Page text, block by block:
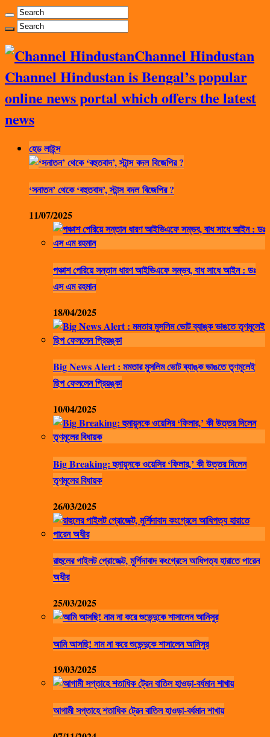
Channel Hindustan
Channel Hindustan is Bengal’s popular
online news portal which offers the latest
news
হেড লাইন্স
‘সনাতন’ থেকে ‘বহুতবাদ’, স্টান্স বদল বিজেপির ?
11/07/2025
পঞ্চাশ পেরিয়ে সন্তান ধারণ আইভিএফে সম্ভব, বাধ সাধে আইন : ডঃ
এস এম রহমান
18/04/2025
Big News Alert : মমতার মুসলিম ভোট ব্যাঙ্ক ভাঙতে তৃণমূলেই
ছিপ ফেললেন প্রিয়ঙ্কা
10/04/2025
Big Breaking: হুমায়ুনকে ওয়েসির ‘ফিলার,’ কী উত্তর দিলেন
তৃণমূলের বিধায়ক
26/03/2025
রাহুলের পাইলট প্রোজেক্ট, মুর্শিদাবাদ কংগ্রেসে আধিপত্য হারাতে পারেন
অধীর
25/03/2025
আমি আসছি! নাম না করে শুভেন্দুকে শাসালেন আনিসুর
19/03/2025
আগামী সপ্তাহে শতাধিক ট্রেন বাতিল হাওড়া-বর্ধমান শাখায়